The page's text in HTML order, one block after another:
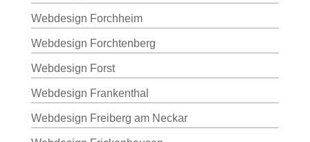
Webdesign Forchheim
Webdesign Forchtenberg
Webdesign Forst
Webdesign Frankenthal
Webdesign Freiberg am Neckar